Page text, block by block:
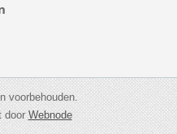
voorbehouden.
doorWebnode